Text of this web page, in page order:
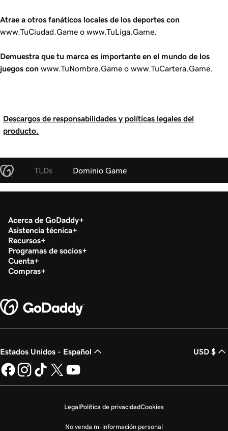
Atrae a otros fanáticos locales de los deportes con
www.TuCiudad.Game o www.TuLiga.Game.
Demuestra que tu marca es importante en el mundo de los
juegos con www.TuNombre.Game o www.TuCartera.Game.
Descargos de responsabilidades y políticas legales del
producto.
TLDs Dominio Game
Acerca de GoDaddy
Asistencia técnica
Recursos
Programas de socios
Cuenta
Compras
Estados Unidos - Español USD $
LegalPolítica de privacidadCookies
No venda mi información personal